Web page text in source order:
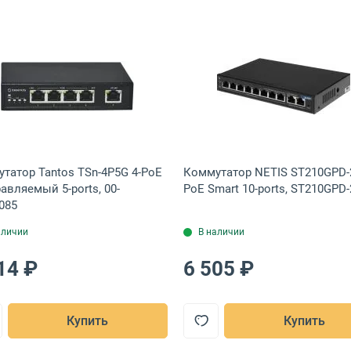
TL-SF1009P
COM G1110PF-8-120W 8-PoE Неуправляемый 10-ports, G1110PF-8-
Открыть товар: Коммутатор Tantos TSn-4P5G 4-PoE
Tantos TSn-4P5G 4-PoE
5-ports, 00-
₽
Купить
Открыть
Коммутатор NETIS ST210GPD-
PoE Smart 10-ports, ST210GPD-
В наличии
6 505 ₽
Купить